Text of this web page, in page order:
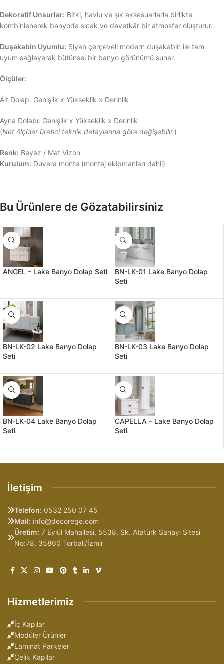
Dekoratif Unsurlar: Bitki, havlu ve şık aksesuarlarla birlikte
kombinlenerek banyoda sıcak ve davetkâr bir atmosfer oluşturur.
Duşakabin Uyumlu: Siyah çerçeveli modern duşakabin ile tam
uyum sağlayarak bütünsel bir banyo görünümü sunar.
Ölçüler:
Alt Dolap: Genişlik x Yükseklik x Derinlik
Ayna Dolabı: Genişlik x Yükseklik x Derinlik
(Net ölçüler üretici teknik detaylarına göre değişebilir.)
Renk: Beyaz / Mat Vizon
Kurulum: Duvara monte (montaj ekipmanları dahil)
Bu Ürünlere de Gözatabilirsiniz
ANGEL – Lake Banyo Dolap Seti
BN-LK-01 Lake Banyo Dolap
Seti
BN-LK-02 Lake Banyo Dolap
Seti
BN-LK-03 Lake Banyo Dolap
Seti
BN-LK-04 Lake Banyo Dolap
Seti
CAPELLA – Lake Banyo Dolap
Seti
İletişim
Telefon: 0532 250 07 45
Mail: info@decorege.com
Üretim: 7 Eylül Mahallesi, 5538. Sk. Atatürk Sanayi Sitesi
No:78, 35860 Torbalı/İzmir
Hizmetlerimiz
İç Kapılar
Modüler Ürünler
Laminat Parkeler
Çelik Kapılar